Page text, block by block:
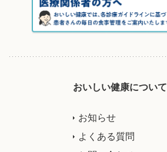
おいしい健康について
お知らせ
よくある質問